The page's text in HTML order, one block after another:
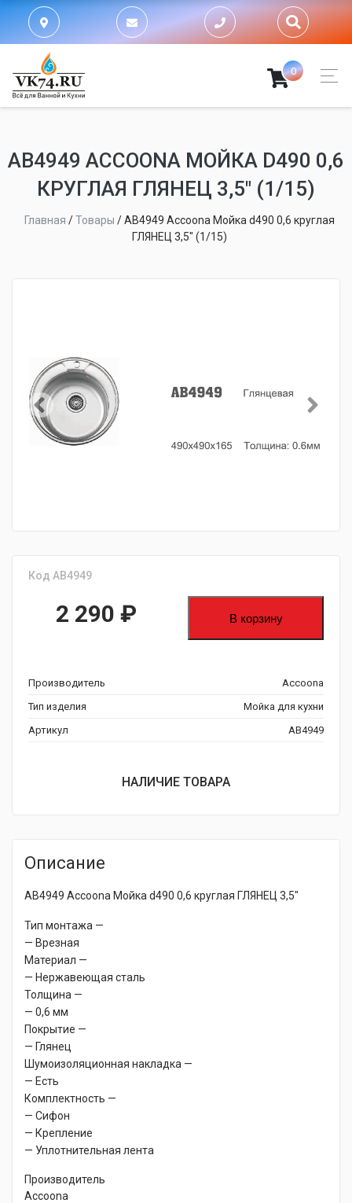
0
AB4949 ACCOONA МОЙКА D490 0,6
КРУГЛАЯ ГЛЯНЕЦ 3,5" (1/15)
Главная /Товары /AB4949 Accoona Мойка d490 0,6 круглая
ГЛЯНЕЦ 3,5" (1/15)
Код AB4949
2 290 ₽ В корзину
Производитель
Accoona
Тип изделия
Мойка для кухни
Артикул
AB4949
НАЛИЧИЕ ТОВАРА
Описание
AB4949 Accoona Мойка d490 0,6 круглая ГЛЯНЕЦ 3,5″
Тип монтажа —
— Врезная
Материал —
— Нержавеющая сталь
Толщина —
— 0,6 мм
Покрытие —
— Глянец
Шумоизоляционная накладка —
— Есть
Комплектность —
— Сифон
— Крепление
— Уплотнительная лента
Производитель
Accoona